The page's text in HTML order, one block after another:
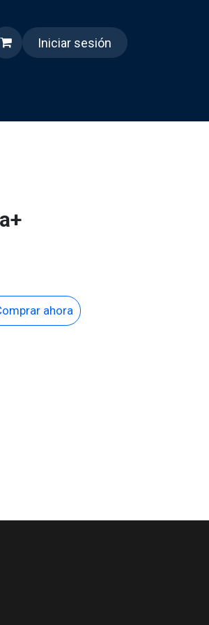
Iniciar sesión
ahora